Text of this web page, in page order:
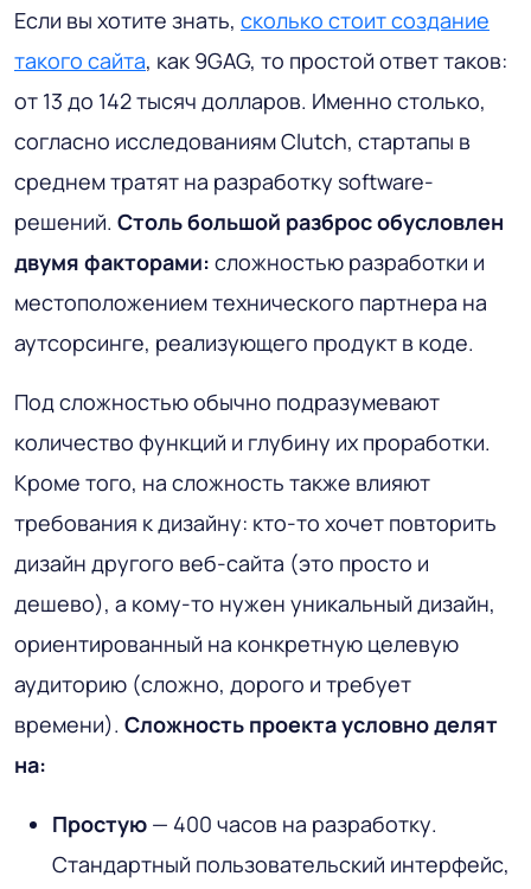
Если вы хотите знать, сколько стоит создание
такого сайта, как 9GAG, то простой ответ таков:
от 13 до 142 тысяч долларов. Именно столько,
согласно исследованиям Clutch, стартапы в
среднем тратят на разработку software-
решений. Столь большой разброс обусловлен
двумя факторами: сложностью разработки и
местоположением технического партнера на
аутсорсинге, реализующего продукт в коде.
Под сложностью обычно подразумевают
количество функций и глубину их проработки.
Кроме того, на сложность также влияют
требования к дизайну: кто-то хочет повторить
дизайн другого веб-сайта (это просто и
дешево), а кому-то нужен уникальный дизайн,
ориентированный на конкретную целевую
аудиторию (сложно, дорого и требует
времени). Сложность проекта условно делят
на:
Простую — 400 часов на разработку.
Стандартный пользовательский интерфейс,